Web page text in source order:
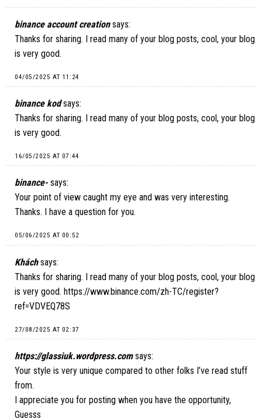
binance account creation says:
Thanks for sharing. I read many of your blog posts, cool, your blog
is very good.
04/05/2025 AT 11:24
binance kod says:
Thanks for sharing. I read many of your blog posts, cool, your blog
is very good.
16/05/2025 AT 07:44
binance- says:
Your point of view caught my eye and was very interesting.
Thanks. I have a question for you.
05/06/2025 AT 00:52
Khách says:
Thanks for sharing. I read many of your blog posts, cool, your blog
is very good. https://www.binance.com/zh-TC/register?
ref=VDVEQ78S
27/08/2025 AT 02:37
https://glassiuk.wordpress.com says:
Your style is very unique compared to other folks I’ve read stuff
from.
I appreciate you for posting when you have the opportunity,
Guesss